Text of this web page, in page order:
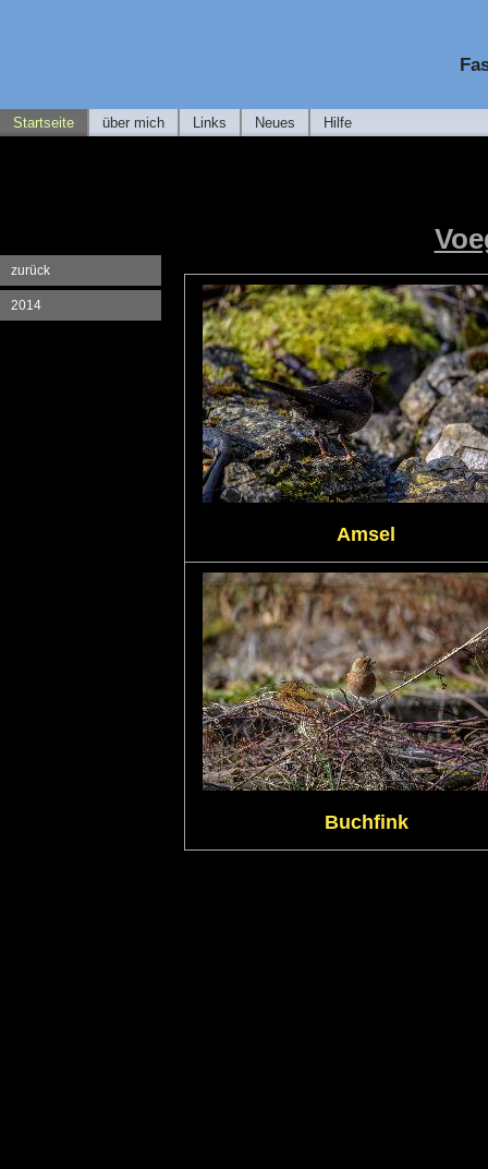
Startseite über mich Links Neues Hilfe
zurück
2014
Amsel
Buchfink